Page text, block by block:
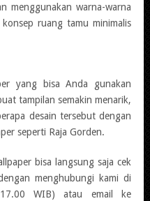
menggunakan warna-warna
ruang tamu minimalis
yang bisa Anda gunakan
tampilan semakin menarik,
desain tersebut dengan
seperti Raja Gorden.
bisa langsung saja cek
menghubungi kami di
WIB) atau email ke